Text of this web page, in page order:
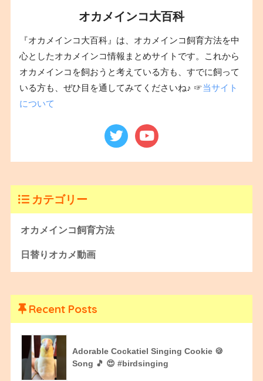
オカメインコ大百科
『オカメインコ大百科』は、オカメインコ飼育方法を中
心としたオカメインコ情報まとめサイトです。これから
オカメインコを飼おうと考えている方も、すでに飼って
いる方も、ぜひ目を通してみてくださいね♪ ☞当サイト
について
カテゴリー
オカメインコ飼育方法
日替りオカメ動画
Recent Posts
Adorable Cockatiel Singing Cookie 🍪
Song 🎵 😍 #birdsinging